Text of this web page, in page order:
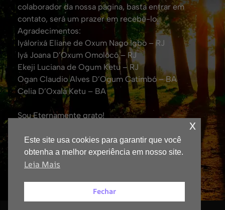
colaborador da nossa página, basta entrar em
contato, será um prazer em recebê-lo.
Agradecimentos:
Iyálorixá Eliane de Oxum Nago Igbo – RJ
Iyá Joana D’Oxum Omolocô – RJ
Ekeji Luciana de Ogum Ketu – RJ
Ogan Claudio Alves D’Ogum Catimbó – BA
Celia D’Oxalá Ketu – BA
Sou Eternamente grato!
(Fundador da TV Yorubá no Brasil e Jornalista
Responsável – DRT: 0043600/RJ)
Este site usa cookies para garantir que você
obtenha a melhor experiência em nosso site.
Leia Mais
Fechar
x